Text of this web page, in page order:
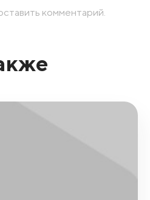
комментарий.